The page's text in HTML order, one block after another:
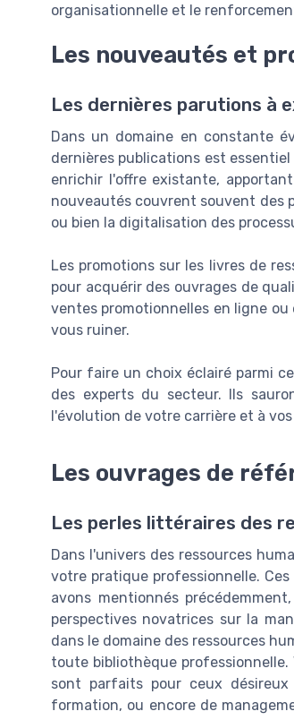
organisationnelle et le
Les nouveautés et
Les dernières parutions à
Dans un domaine en constante
dernières publications est
enrichir l'offre existante,
nouveautés couvrent souvent des
ou bien la digitalisation des
Les promotions sur les livres de
pour acquérir des ouvrages de
ventes promotionnelles en ligne
vous ruiner.
Pour faire un choix éclairé parmi
des experts du secteur. Ils
l'évolution de votre carrière et à
Les ouvrages de
Les perles littéraires des
Dans l'univers des ressources
votre pratique professionnelle.
avons mentionnés
perspectives novatrices sur la
dans le domaine des ressources
toute bibliothèque
sont parfaits pour ceux
formation, ou encore de